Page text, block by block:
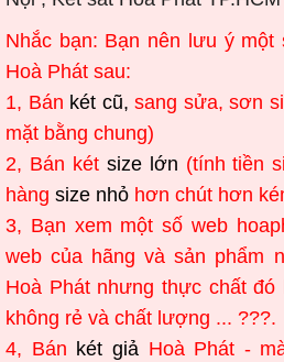
Nhắc bạn: Bạn nên lưu ý
Hoà Phát sau:
1, Bán két cũ, sang sửa, sơn
mặt bằng chung)
2, Bán két size lớn (tính tiền
hàng size nhỏ hơn chút hơn
3, Bạn xem một số web
web của hãng và sản phẩm
Hoà Phát nhưng thực chất đó
không rẻ và chất lượng ... ???.
4, Bán két giảHoà Phát -